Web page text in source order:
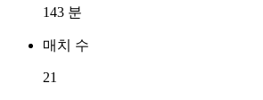
143 분
매치 수
21